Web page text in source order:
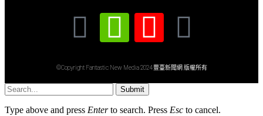
©Copyright Fantastic New Media 2024 豐臺新聞網 版權所有
Submit
Type above and press Enterto search. Press Esc to cancel.